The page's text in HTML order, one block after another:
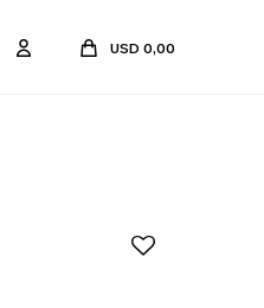
USD 0,00